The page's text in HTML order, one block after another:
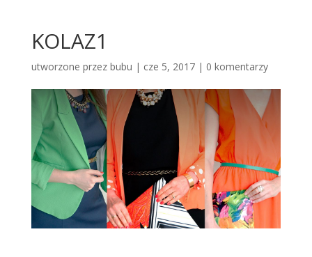
KOLAZ1
utworzone przez bubu | cze 5, 2017| 0 komentarzy